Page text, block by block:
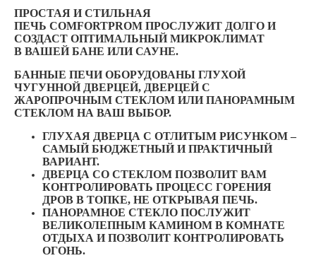
ПРОСТАЯ И СТИЛЬНАЯ
ПЕЧЬ COMFORTPROM ПРОСЛУЖИТ ДОЛГО И
СОЗДАСТ ОПТИМАЛЬНЫЙ МИКРОКЛИМАТ
В ВАШЕЙ БАНЕ ИЛИ САУНЕ.
БАННЫЕ ПЕЧИ ОБОРУДОВАНЫ ГЛУХОЙ
ЧУГУННОЙ ДВЕРЦЕЙ, ДВЕРЦЕЙ С
ЖАРОПРОЧНЫМ СТЕКЛОМ ИЛИ ПАНОРАМНЫМ
СТЕКЛОМ НА ВАШ ВЫБОР.
ГЛУХАЯ ДВЕРЦА С ОТЛИТЫМ РИСУНКОМ –
САМЫЙ БЮДЖЕТНЫЙ И ПРАКТИЧНЫЙ
ВАРИАНТ.
ДВЕРЦА СО СТЕКЛОМ ПОЗВОЛИТ ВАМ
КОНТРОЛИРОВАТЬ ПРОЦЕСС ГОРЕНИЯ
ДРОВ В ТОПКЕ, НЕ ОТКРЫВАЯ ПЕЧЬ.
ПАНОРАМНОЕ СТЕКЛО ПОСЛУЖИТ
ВЕЛИКОЛЕПНЫМ КАМИНОМ В КОМНАТЕ
ОТДЫХА И ПОЗВОЛИТ КОНТРОЛИРОВАТЬ
ОГОНЬ.